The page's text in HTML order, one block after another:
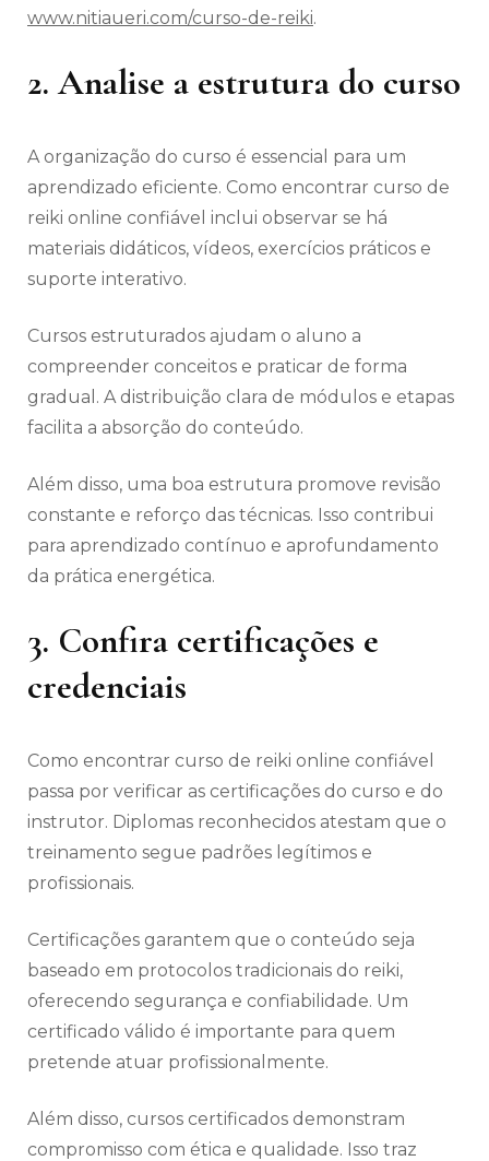
www.nitiaueri.com/curso-de-reiki.
2. Analise a estrutura do curso
A organização do curso é essencial para um
aprendizado eficiente. Como encontrar curso de
reiki online confiável inclui observar se há
materiais didáticos, vídeos, exercícios práticos e
suporte interativo.
Cursos estruturados ajudam o aluno a
compreender conceitos e praticar de forma
gradual. A distribuição clara de módulos e etapas
facilita a absorção do conteúdo.
Além disso, uma boa estrutura promove revisão
constante e reforço das técnicas. Isso contribui
para aprendizado contínuo e aprofundamento
da prática energética.
3. Confira certificações e
credenciais
Como encontrar curso de reiki online confiável
passa por verificar as certificações do curso e do
instrutor. Diplomas reconhecidos atestam que o
treinamento segue padrões legítimos e
profissionais.
Certificações garantem que o conteúdo seja
baseado em protocolos tradicionais do reiki,
oferecendo segurança e confiabilidade. Um
certificado válido é importante para quem
pretende atuar profissionalmente.
Além disso, cursos certificados demonstram
compromisso com ética e qualidade. Isso traz